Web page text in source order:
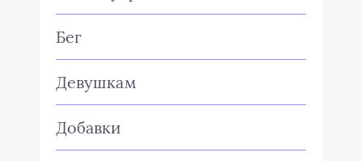
Бег
Девушкам
Добавки